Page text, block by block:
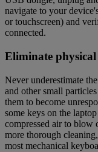
navigate to your
or touchscreen) and
connected.
Eliminate
Never underestimate
and other small
them to become
some keys on the
compressed air to blow
more thorough
most mechanical